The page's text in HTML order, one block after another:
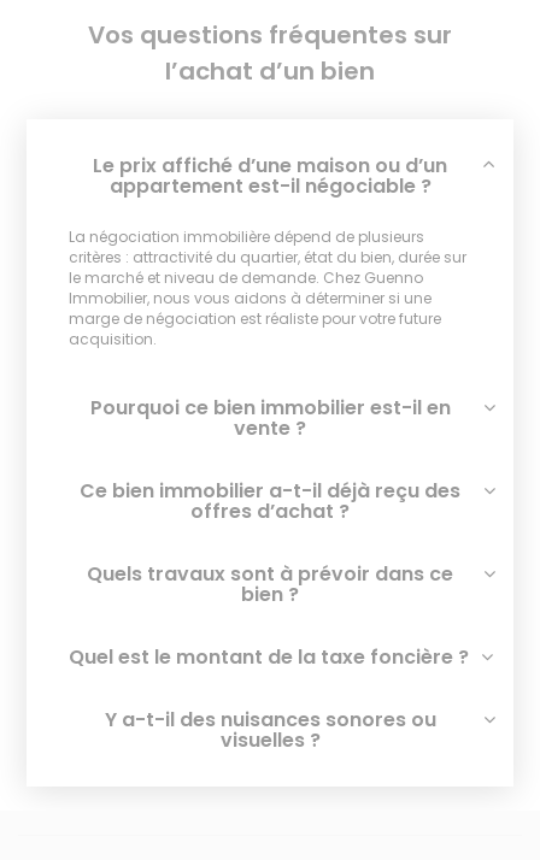
Vos questions fréquentes sur
l’achat d’un bien
Le prix affiché d’une maison ou d’un
appartement est-il négociable ?
La négociation immobilière dépend de plusieurs
critères : attractivité du quartier, état du bien, durée sur
le marché et niveau de demande. Chez Guenno
Immobilier, nous vous aidons à déterminer si une
marge de négociation est réaliste pour votre future
acquisition.
Pourquoi ce bien immobilier est-il en
vente ?
Ce bien immobilier a-t-il déjà reçu des
offres d’achat ?
Quels travaux sont à prévoir dans ce
bien ?
Quel est le montant de la taxe foncière ?
Y a-t-il des nuisances sonores ou
visuelles ?